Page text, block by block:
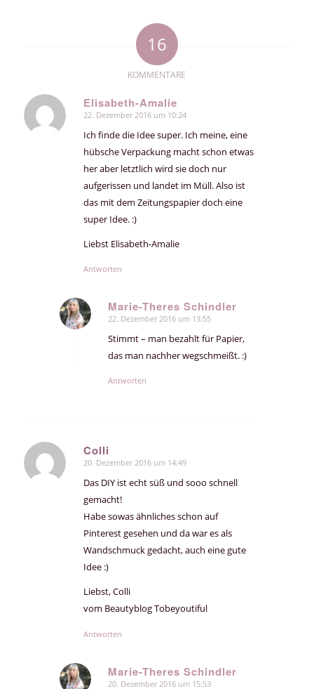
16
KOMMENTARE
Elisabeth-Amalie
sagte:
22. Dezember 2016 um 10:24
Ich finde die Idee super. Ich meine, eine
hübsche Verpackung macht schon etwas
her aber letztlich wird sie doch nur
aufgerissen und landet im Müll. Also ist
das mit dem Zeitungspapier doch eine
super Idee. :)
Liebst Elisabeth-Amalie
Antworten
Marie-Theres Schindler
sagte:
22. Dezember 2016 um 13:55
Stimmt – man bezahlt für Papier,
das man nachher wegschmeißt. :)
Antworten
Colli
sagte:
20. Dezember 2016 um 14:49
Das DIY ist echt süß und sooo schnell
gemacht!
Habe sowas ähnliches schon auf
Pinterest gesehen und da war es als
Wandschmuck gedacht, auch eine gute
Idee :)
Liebst, Colli
vom Beautyblog Tobeyoutiful
Antworten
Marie-Theres Schindler
20. Dezember 2016 um 15:53